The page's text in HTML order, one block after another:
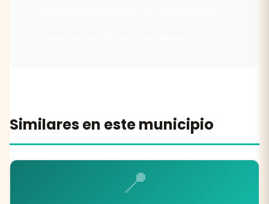
Similares en este municipio
📍